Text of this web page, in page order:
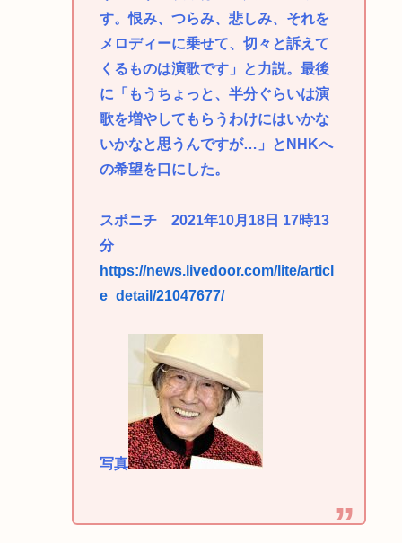
す。恨み、つらみ、悲しみ、それを
メロディーに乗せて、切々と訴えて
くるものは演歌です」と力説。最後
に「もうちょっと、半分ぐらいは演
歌を増やしてもらうわけにはいかな
いかなと思うんですが…」とNHKへ
の希望を口にした。
スポニチ 2021年10月18日 17時13
分
https://news.livedoor.com/lite/articl
e_detail/21047677/
写真